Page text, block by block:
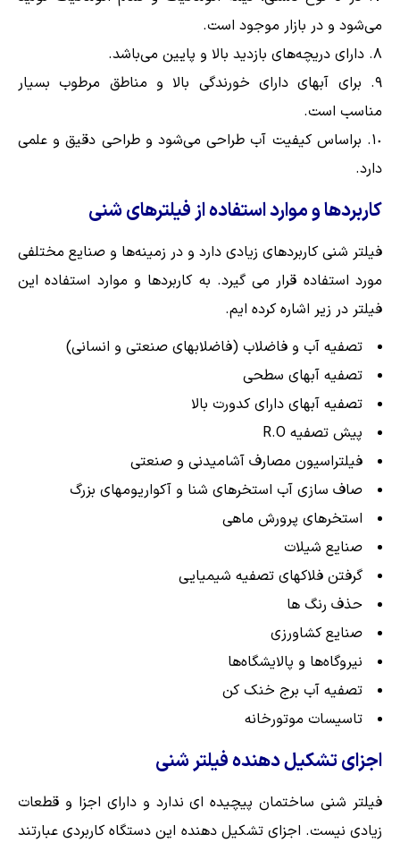
می‌شود و در بازار موجود است.
دارای دریچه‌های بازدید بالا و پایین می‌باشد.
برای آبهای دارای خورندگی بالا و مناطق مرطوب بسیار
مناسب است.
براساس کیفیت آب طراحی می‌شود و طراحی دقیق و علمی
دارد.
کاربردها و موارد استفاده از فیلترهای شنی
فیلتر شنی کاربردهای زیادی دارد و در زمینه‌ها و صنایع مختلفی
مورد استفاده قرار می گیرد. به کاربردها و موارد استفاده این
فیلتر در زیر اشاره کرده ایم.
تصفیه آب و فاضلاب (فاضلابهای صنعتی و انسانی)
تصفیه آبهای سطحی
تصفیه آبهای دارای کدورت بالا
پیش تصفیه R.O
فیلتراسیون مصارف آشامیدنی و صنعتی
صاف سازی آب استخرهای شنا و آکواریومهای بزرگ
استخرهای پرورش ماهی
صنایع شیلات
گرفتن فلاکهای تصفیه شیمیایی
حذف رنگ‌ ها
صنایع کشاورزی
نیروگاه‌ها و پالایشگاه‌ها
تصفیه آب برج خنک کن
تاسیسات موتورخانه
اجزای تشکیل دهنده فیلتر شنی
فیلتر شنی ساختمان پیچیده ای ندارد و دارای اجزا و قطعات
زیادی نیست. اجزای تشکیل دهنده این دستگاه کاربردی عبارتند